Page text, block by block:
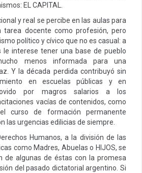
EL CAPITAL.
y real se percibe en las aulas para
tarea docente como profesión, pero
político y cívico que no es casual: a
le interese tener una base de pueblo
menos informada para una
Y la década perdida contribuyó sin
en escuelas públicas y en
por magros salarios a los
vacías de contenidos, como
curso de formación permanente
las urgencias edilicias de siempre.
Humanos, a la división de las
como Madres, Abuelas o HIJOS, se
de algunas de éstas con la promesa
del pasado dictatorial argentino. Si